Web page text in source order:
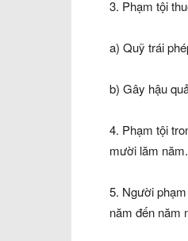
3. Phạm tội
a) Quỹ trái
b) Gây hậu
4. Phạm tội
mười lăm năm.
5. Người
năm đến năm